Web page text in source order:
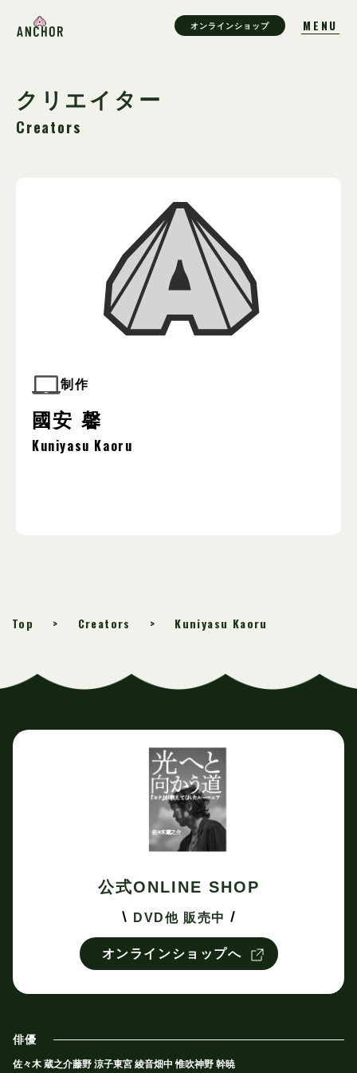
オンラインショップ
クリエイター
Creators
制作
國安 馨
Kuniyasu Kaoru
Top Creators Kuniyasu Kaoru
俳優
佐々木 蔵之介藤野 涼子東宮 綾音畑中 惟吹神野 幹暁
公式ONLINE SHOP
DVD他 販売中
オンラインショップへ